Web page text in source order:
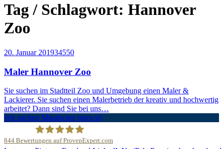
Tag / Schlagwort: Hannover
Zoo
20. Januar 201934550
Maler Hannover Zoo
Sie suchen im Stadtteil Zoo und Umgebung einen Maler &
Lackierer. Sie suchen einen Malerbetrieb der kreativ und hochwertig
arbeitet? Dann sind Sie bei uns…
Wir suchen Mitarbeiter (m/w/d)
844 Bewertungen auf ProvenExpert.com